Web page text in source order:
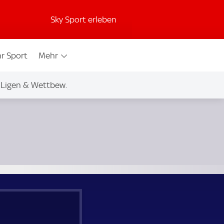
Sky Sport erleben
Sport Mehr
Ligen & Wettbew.